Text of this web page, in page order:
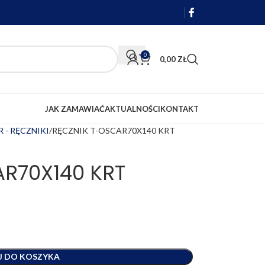
0 0,00 ZŁ
JAK ZAMAWIAĆAKTUALNOŚCIKONTAKT
- RĘCZNIKI RĘCZNIK T-OSCAR70X140 KRT
KRT
DO KOSZYKA